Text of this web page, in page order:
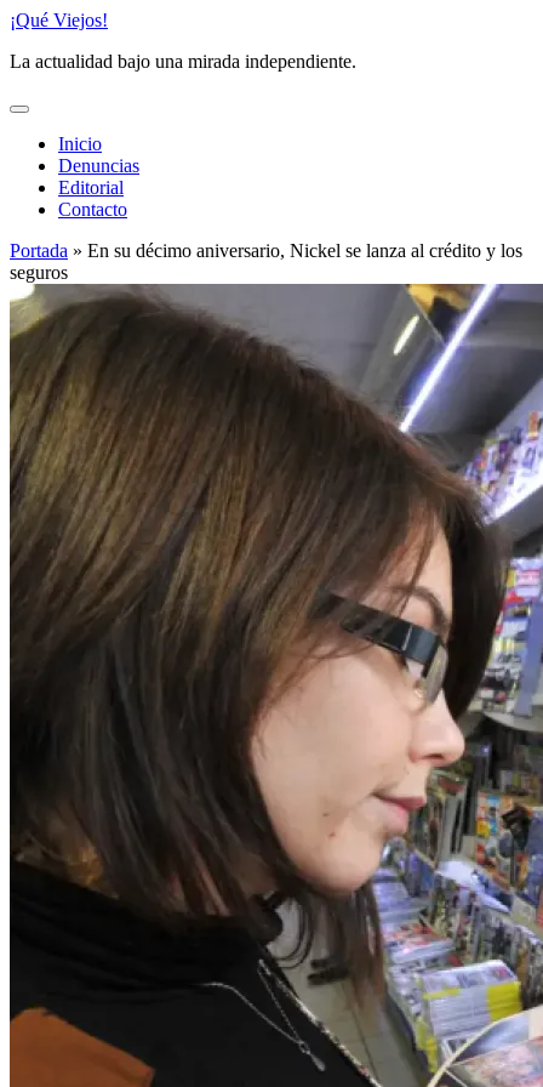
Saltar
contenido
¡Qué Viejos!
La actualidad bajo una mirada independiente.
Inicio
Denuncias
Editorial
Contacto
Portada » En su décimo aniversario, Nickel se lanza al crédito y los
seguros